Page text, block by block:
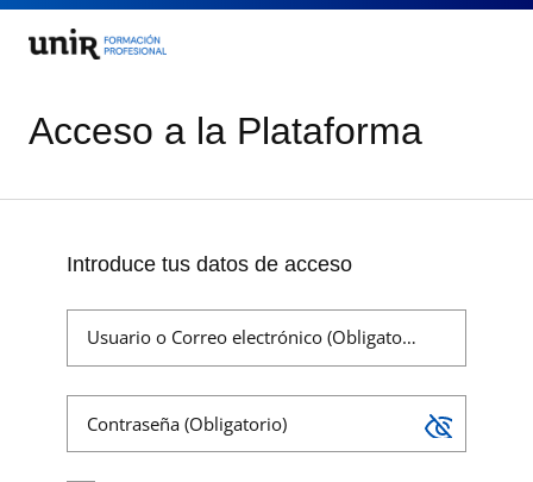
Acceso a la Plataforma
Introduce tus datos de acceso
Usuario o Correo electrónico (Obligatorio)
Contraseña (Obligatorio)